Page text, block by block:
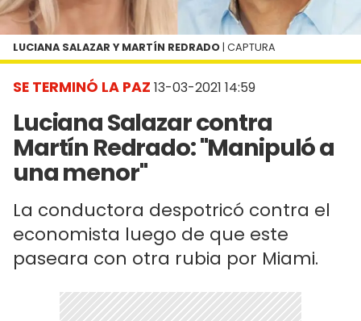
SE TERMINÓ LA PAZ 13-03-2021 14:59
Luciana Salazar contra
Martín Redrado: "Manipuló a
una menor"
La conductora despotricó contra el
economista luego de que este
paseara con otra rubia por Miami.
LUCIANA SALAZAR Y MARTÍN REDRADO | CAPTURA